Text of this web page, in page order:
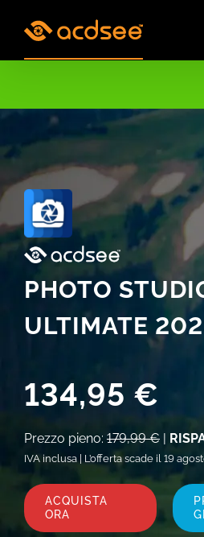
PHOTO
ULTIMATE
134,95 €
Prezzo pieno: 179,99 €|
IVA inclusa | L’offerta scade il 19
ACQUISTA
ORA